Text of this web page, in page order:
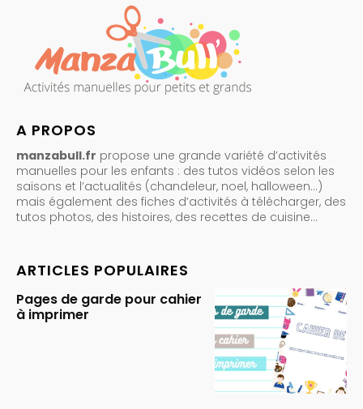
A PROPOS
manzabull.fr propose une grande variété d’activités
manuelles pour les enfants : des tutos vidéos selon les
saisons et l’actualités (chandeleur, noel, halloween…)
mais également des fiches d’activités à télécharger, des
tutos photos, des histoires, des recettes de cuisine…
ARTICLES POPULAIRES
Pages de garde pour cahier
à imprimer